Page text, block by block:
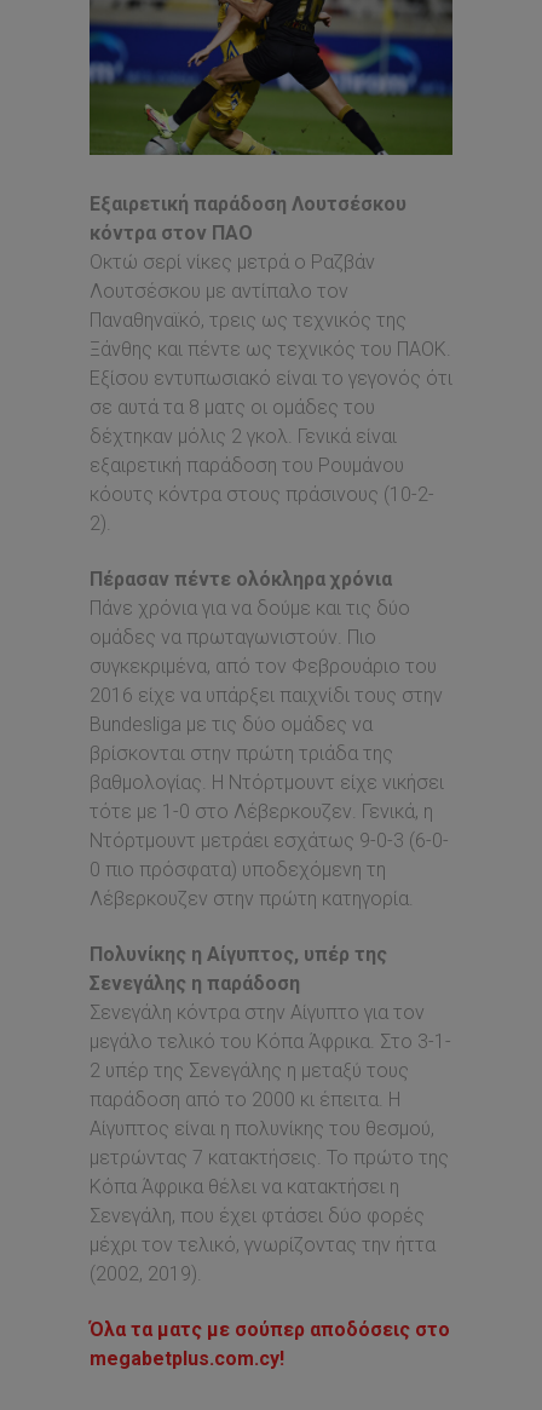
Εξαιρετική παράδοση Λουτσέσκου
κόντρα στον ΠΑΟ
Οκτώ σερί νίκες μετρά ο Ραζβάν
Λουτσέσκου με αντίπαλο τον
Παναθηναϊκό, τρεις ως τεχνικός της
Ξάνθης και πέντε ως τεχνικός του ΠΑΟΚ.
Εξίσου εντυπωσιακό είναι το γεγονός ότι
σε αυτά τα 8 ματς οι ομάδες του
δέχτηκαν μόλις 2 γκολ. Γενικά είναι
εξαιρετική παράδοση του Ρουμάνου
κόουτς κόντρα στους πράσινους (10-2-
2).
Πέρασαν πέντε ολόκληρα χρόνια
Πάνε χρόνια για να δούμε και τις δύο
ομάδες να πρωταγωνιστούν. Πιο
συγκεκριμένα, από τον Φεβρουάριο του
2016 είχε να υπάρξει παιχνίδι τους στην
Bundesliga με τις δύο ομάδες να
βρίσκονται στην πρώτη τριάδα της
βαθμολογίας. Η Ντόρτμουντ είχε νικήσει
τότε με 1-0 στο Λέβερκουζεν. Γενικά, η
Ντόρτμουντ μετράει εσχάτως 9-0-3 (6-0-
0 πιο πρόσφατα) υποδεχόμενη τη
Λέβερκουζεν στην πρώτη κατηγορία.
Πολυνίκης η Αίγυπτος, υπέρ της
Σενεγάλης η παράδοση
Σενεγάλη κόντρα στην Αίγυπτο για τον
μεγάλο τελικό του Κόπα Άφρικα. Στο 3-1-
2 υπέρ της Σενεγάλης η μεταξύ τους
παράδοση από το 2000 κι έπειτα. Η
Αίγυπτος είναι η πολυνίκης του θεσμού,
μετρώντας 7 κατακτήσεις. Το πρώτο της
Κόπα Άφρικα θέλει να κατακτήσει η
Σενεγάλη, που έχει φτάσει δύο φορές
μέχρι τον τελικό, γνωρίζοντας την ήττα
(2002, 2019).
Όλα τα ματς με σούπερ αποδόσεις στο
megabetplus.com.cy!